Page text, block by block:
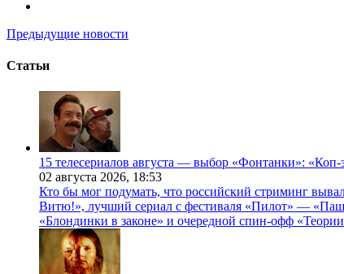
Предыдущие новости
Статьи
15 телесериалов августа — выбор «Фонтанки»:
02 августа 2026, 18:53
Кто бы мог подумать, что российский стриминг
Витю!», лучший сериал с фестиваля «Пилот» —
«Блондинки в законе» и очередной спин-офф